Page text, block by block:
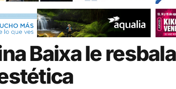
Baixa le